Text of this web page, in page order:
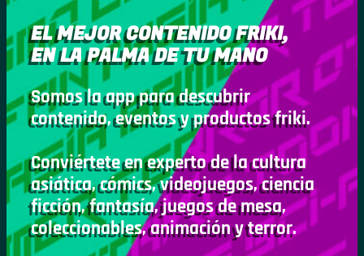
EL MEJOR CONTENIDO FRIKI,
EN LA PALMA DE TU MANO
Somos la app para descubrir
contenido, eventos y productos friki.
Conviértete en experto de la cultura
asiática, cómics, videojuegos, ciencia
ficción, fantasía, juegos de mesa,
coleccionables, animación y terror.